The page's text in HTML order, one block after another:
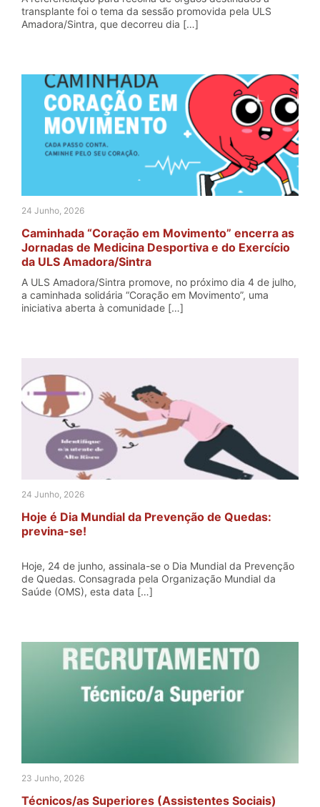
transplante foi o tema da sessão promovida pela ULS
Amadora/Sintra, que decorreu dia […]
24 Junho, 2026
Caminhada “Coração em Movimento” encerra as
Jornadas de Medicina Desportiva e do Exercício
da ULS Amadora/Sintra
A ULS Amadora/Sintra promove, no próximo dia 4 de julho,
a caminhada solidária “Coração em Movimento”, uma
iniciativa aberta à comunidade […]
24 Junho, 2026
Hoje é Dia Mundial da Prevenção de Quedas:
previna-se!
Hoje, 24 de junho, assinala-se o Dia Mundial da Prevenção
de Quedas. Consagrada pela Organização Mundial da
Saúde (OMS), esta data […]
23 Junho, 2026
Técnicos/as Superiores (Assistentes Sociais)